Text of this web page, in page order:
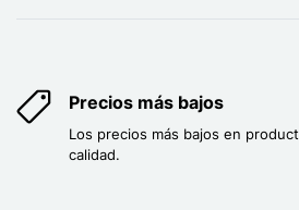
Precios más bajos
Los precios más bajos en
calidad.